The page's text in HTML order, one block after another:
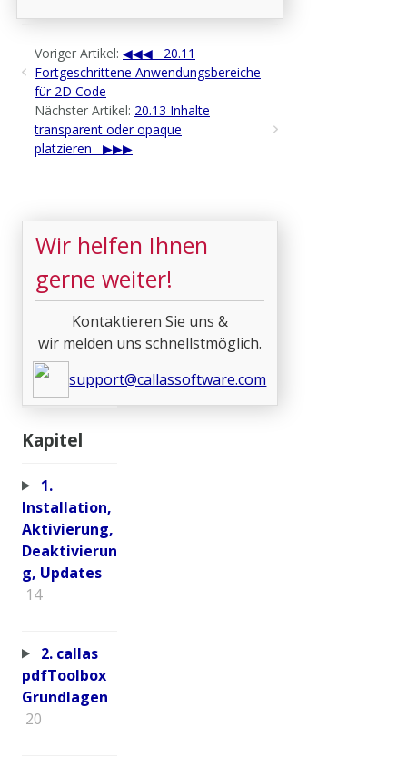
Voriger Artikel:
20.11
Fortgeschrittene Anwendungsbereiche
für 2D Code
Nächster Artikel: 20.13 Inhalte
transparent oder opaque
platzieren
Wir helfen Ihnen
gerne weiter!
Kontaktieren Sie uns &
wir melden uns schnellstmöglich.
support@callassoftware.com
Kapitel
1.
Installation,
Aktivierung,
Deaktivierun
g, Updates
14
2. callas
pdfToolbox
Grundlagen
20